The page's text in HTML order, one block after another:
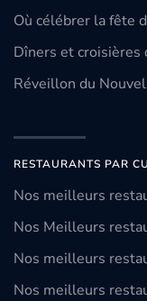
Où célébrer la fête
Dîners et
Réveillon du
RESTAURANTS PAR
Nos meilleurs
Nos Meilleurs
Nos meilleurs
Nos meilleurs